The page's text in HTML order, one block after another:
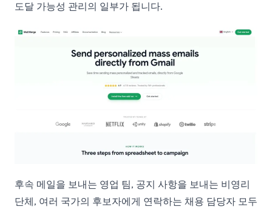
도달 가능성 관리의 일부가 됩니다.
후속 메일을 보내는 영업 팀, 공지 사항을 보내는 비영리
단체, 여러 국가의 후보자에게 연락하는 채용 담당자 모두